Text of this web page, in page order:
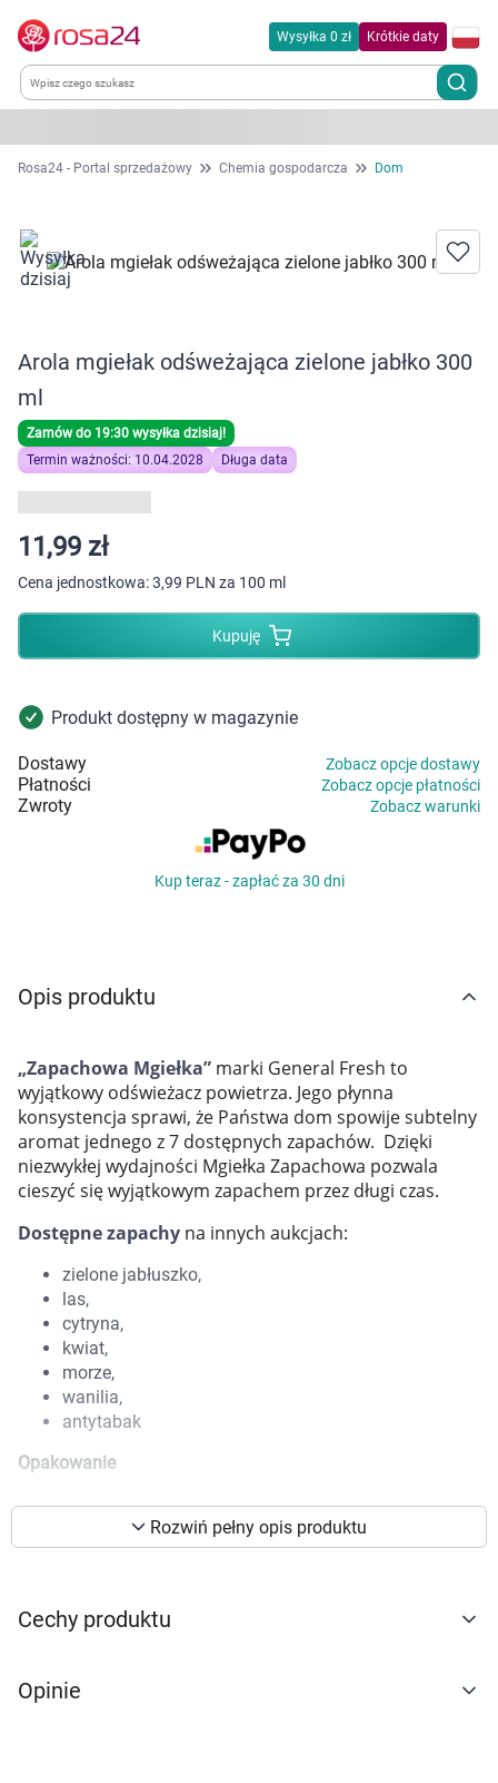
Korzystamy z plików cookies w celu
preferencji. Więcej informacji znajdziesz w
polityce prywatności. Możesz określić
"Ustawienia" lub możesz zaakceptować
Wysyłka 0 zł Krótkie daty
Kategorie
Dla zwierząt
Zdrowie
Kobieta w ciąży i mama
Higiena
Kosmetyki
Zdrowy styl życia
Zabawki
Rosa24 - Portal sprzedażowy Chemia gospodarcza Dom
Arola mgiełak odśweżająca zielone jabłko 300
ml
Zamów do 19:30 wysyłka dzisiaj!
Termin ważności: 10.04.2028
Długa data
11,99 zł
Cena jednostkowa:3,99 PLN za 100 ml
Kupuję
Produkt dostępny w magazynie
Dostawy Zobacz opcje dostawy
Płatności Zobacz opcje płatności
Zwroty Zobacz warunki
Kup teraz - zapłać za 30 dni
Opis produktu
„Zapachowa Mgiełka” marki General Fresh to
wyjątkowy odświeżacz powietrza. Jego płynna
konsystencja sprawi, że Państwa dom spowije subtelny
aromat jednego z 7 dostępnych zapachów. Dzięki
niezwykłej wydajności Mgiełka Zapachowa pozwala
cieszyć się wyjątkowym zapachem przez długi czas.
Dostępne zapachy na innych aukcjach:
zielone jabłuszko,
las,
cytryna,
kwiat,
morze,
wanilia,
antytabak
Opakowanie
300ml
Rozwiń pełny opis produktu
Cechy produktu
Opinie